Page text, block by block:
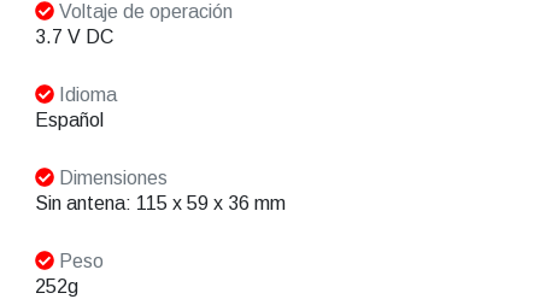
Voltaje de operación
3.7 V DC
Idioma
Español
Dimensiones
Sin antena: 115 x 59 x 36 mm
Peso
252g